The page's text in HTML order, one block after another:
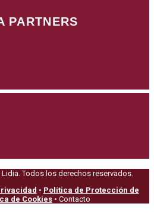
PARTNERS
Todos los derechos reservados.
• Política de Protección de
de Cookies• Contacto